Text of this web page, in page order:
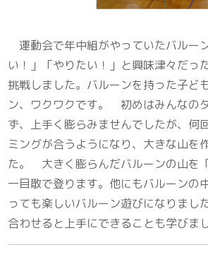
運動会で年中組がやっていたバルー
い！」「やりたい！」と興味津々だっ
挑戦しました。バルーンを持った子ど
ン、ワクワクです。 初めはみんなの
ず、上手く膨らみませんでしたが、何
ミングが合うようになり、大きな山を
た。 大きく膨らんだバルーンの山を
一目散で登ります。他にもバルーンの
っても楽しいバルーン遊びになりま
合わせると上手にできることも学びまし